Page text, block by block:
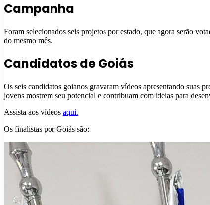
Campanha
Foram selecionados seis projetos por estado, que agora serão
do mesmo mês.
Candidatos de Goiás
Os seis candidatos goianos gravaram vídeos apresentando suas
jovens mostrem seu potencial e contribuam com ideias para
Assista aos vídeos aqui.
Os finalistas por Goiás são: